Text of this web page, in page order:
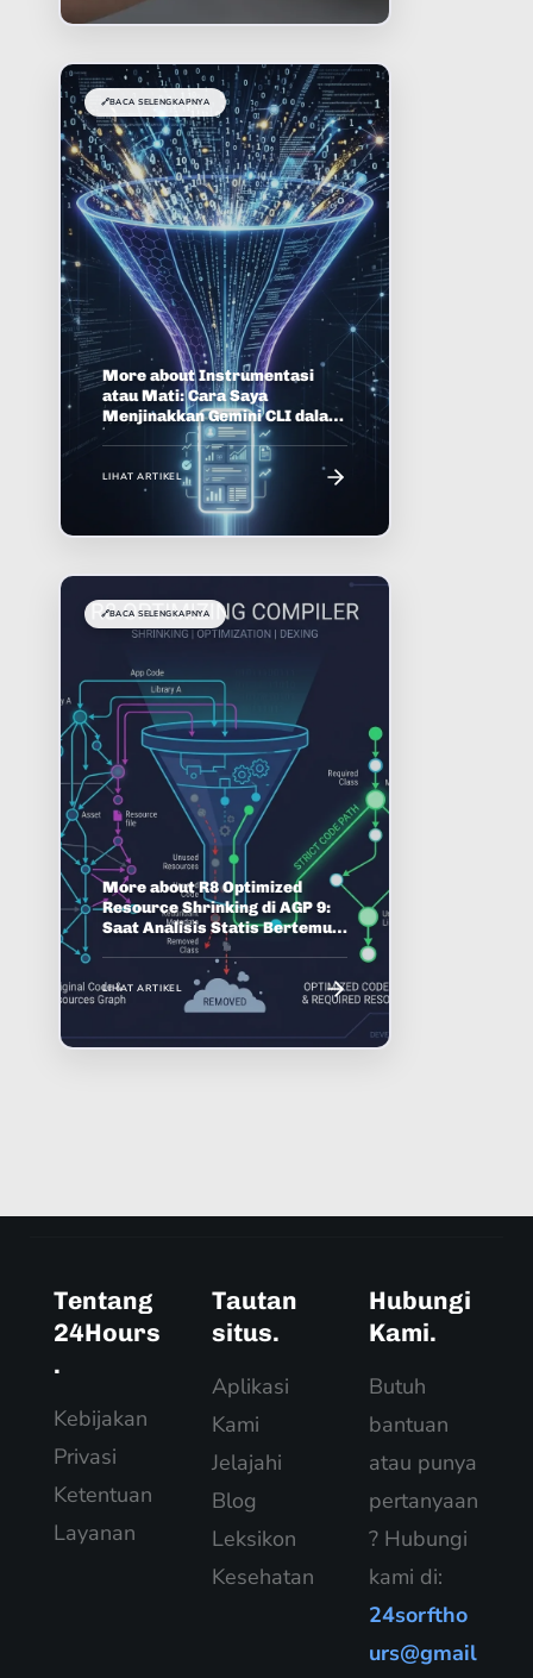
🔗BACA SELENGKAPNYA
More about Instrumentasi
atau Mati: Cara Saya
Menjinakkan Gemini CLI dalam
Proyek Android
LIHAT ARTIKEL
🔗BACA SELENGKAPNYA
More about R8 Optimized
Resource Shrinking di AGP 9:
Saat Analisis Statis Bertemu
Akses Dinamis
LIHAT ARTIKEL
Tentang
24Hours
.
Kebijakan
Privasi
Ketentuan
Layanan
Tautan
situs.
Aplikasi
Kami
Jelajahi
Blog
Leksikon
Kesehatan
Hubungi
Kami.
Butuh
bantuan
atau punya
pertanyaan
? Hubungi
kami di:
24sorftho
urs@gmail